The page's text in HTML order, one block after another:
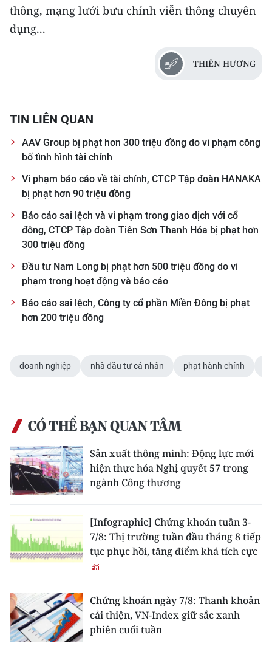
NHÂN DÂN HẰNG THÁNG
ENGLISH
中文
РУССКИЙ
ESPAÑOL
thông, mạng lưới bưu chính viễn thông chuyên
dụng...
THIÊN HƯƠNG
TIN LIÊN QUAN
AAV Group bị phạt hơn 300 triệu đồng do vi phạm công
bố tình hình tài chính
Vi phạm báo cáo về tài chính, CTCP Tập đoàn HANAKA
bị phạt hơn 90 triệu đồng
Báo cáo sai lệch và vi phạm trong giao dịch với cổ
đông, CTCP Tập đoàn Tiên Sơn Thanh Hóa bị phạt hơn
300 triệu đồng
Đầu tư Nam Long bị phạt hơn 500 triệu đồng do vi
phạm trong hoạt động và báo cáo
Báo cáo sai lệch, Công ty cổ phần Miền Đông bị phạt
hơn 200 triệu đồng
doanh nghiệp nhà đầu tư cá nhân phạt hành chính
CÓ THỂ BẠN QUAN TÂM
Sản xuất thông minh: Động lực mới
hiện thực hóa Nghị quyết 57 trong
ngành Công thương
[Infographic] Chứng khoán tuần 3-
7/8: Thị trường tuần đầu tháng 8 tiếp
tục phục hồi, tăng điểm khá tích cực
Chứng khoán ngày 7/8: Thanh khoản
cải thiện, VN-Index giữ sắc xanh
phiên cuối tuần